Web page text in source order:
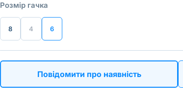
Розмір гачка
8 4 6
Повідомити про наявність